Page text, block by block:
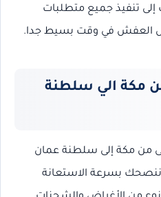
إلى تنفيذ جميع متطلبات
العفش في وقت بسيط جدا.
مكة الي سلطنة
من مكة إلى سلطنة عمان
بسرعة الاستعانة